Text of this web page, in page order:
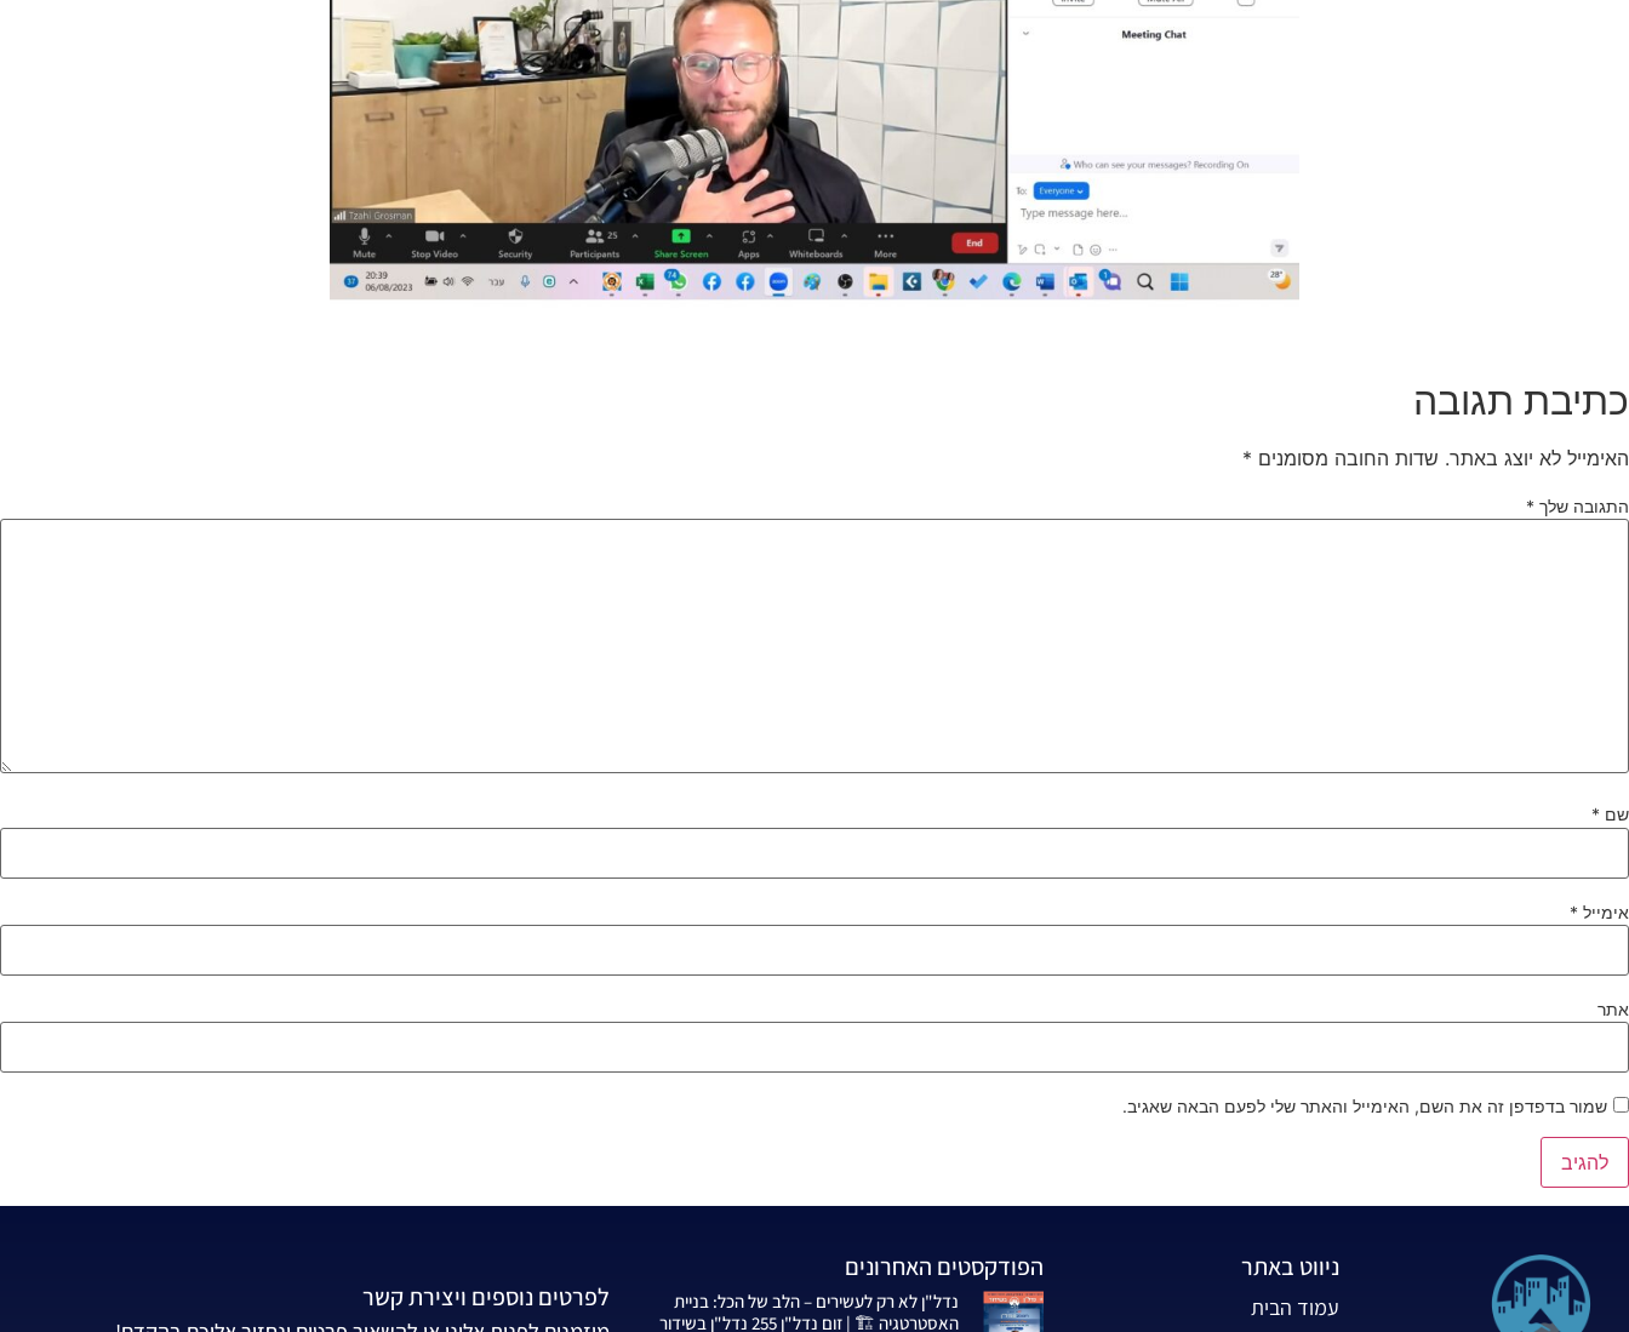
כתיבת תגובה
האימייל לא יוצג באתר. שדות החובה מסומנים *
התגובה שלך *
שם *
אימייל *
אתר
שמור בדפדפן זה את השם, האימייל והאתר שלי לפעם הבאה שאגיב.
ניווט באתר
עמוד הבית
הפודקסטים האחרונים
נדל"ן לא רק לעשירים – הלב של הכל: בניית
האסטרטגיה 🏗️ | זום נדל"ן 255 נדל"ן בשידור
לפרטים נוספים ויצירת קשר